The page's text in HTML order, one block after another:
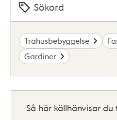
Sökord
Trähusbebyggelse
Gardiner
Så här källhänvisar